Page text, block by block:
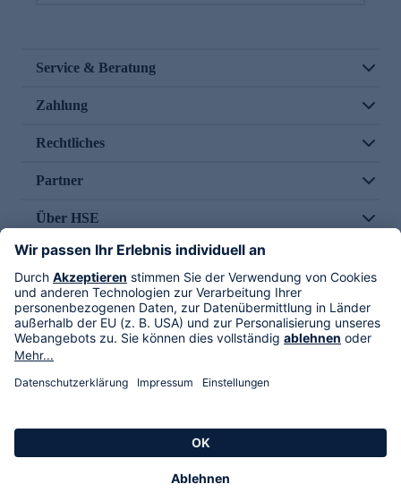
Service & Beratung
Zahlung
Rechtliches
Partner
Über HSE
Im TV
HSE International